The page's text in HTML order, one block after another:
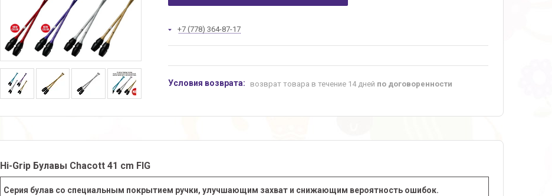
+7 (778) 364-87-17
возврат товара в течение 14 дней по договоренности
Hi-Grip Булавы Chacott 41 cm FIG
Серия булав со специальным покрытием ручки, улучшающим захват и снижающим вероятность ошибок.